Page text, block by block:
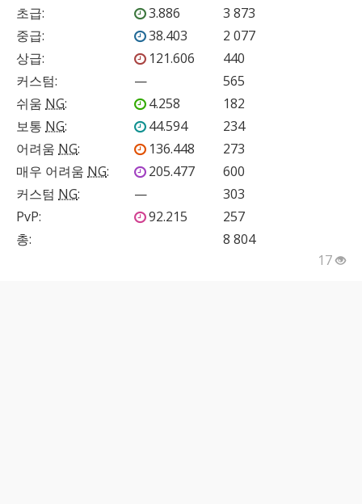
초급: 3.886
3 873
중급: 38.403
2 077
상급: 121.606
440
커스텀: —
565
쉬움 NG: 4.258
182
보통 NG: 44.594
234
어려움 NG: 136.448
273
매우 어려움 NG: 205.477
600
커스텀 NG: —
303
PvP: 92.215
257
총:
8 804
17